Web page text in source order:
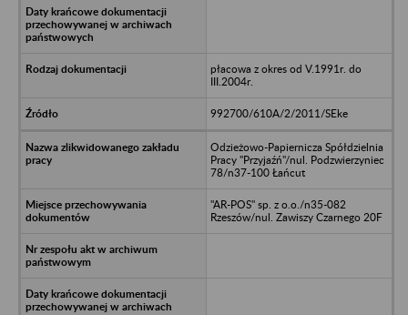
płacowa z okres od V.1991r. do
III.2004r.
992700/610A/2/2011/SEke
Odzieżowo-Papiernicza Spółdzielnia
Pracy "Przyjaźń"/nul. Podzwierzyniec
78/n37-100 Łańcut
"AR-POS" sp. z o.o./n35-082
Rzeszów/nul. Zawiszy Czarnego 20F